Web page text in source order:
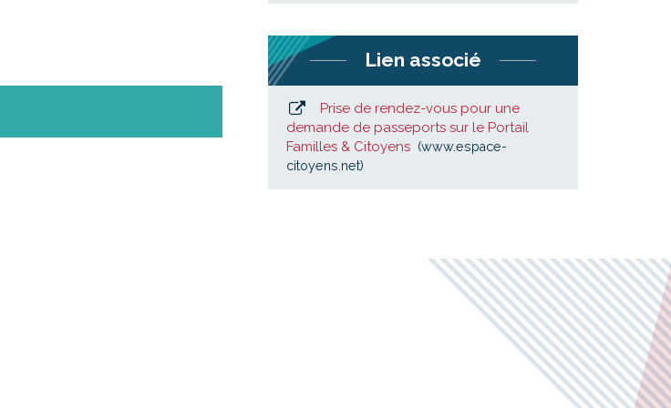
Lien associé
Prise de rendez-vous pour une
demande de passeports sur le Portail
Familles & Citoyens
www.espace-
citoyens.net